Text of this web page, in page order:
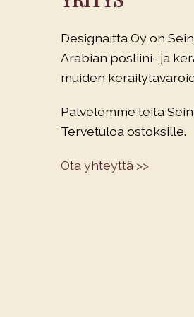
Designaitta Oy on
Arabian posliini- ja
muiden
Palvelemme teitä
Tervetuloa ostoksille.
Ota yhteyttä >>